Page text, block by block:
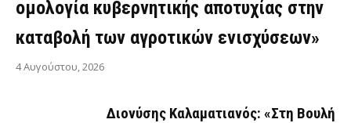
ομολογία κυβερνητικής αποτυχίας στην
καταβολή των αγροτικών ενισχύσεων»
4 Αυγούστου, 2026
Διονύσης Καλαματιανός: «Στη Βουλή